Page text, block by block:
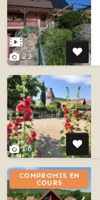
23
16
COMPROMIS EN
COURS